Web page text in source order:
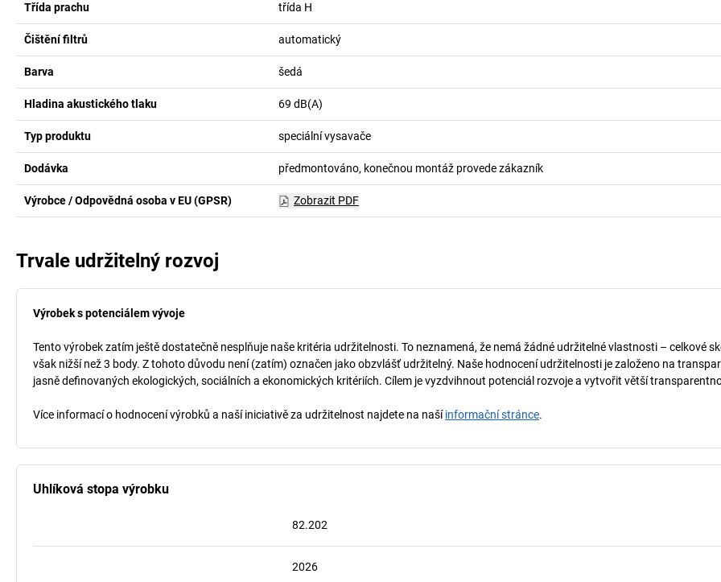
Třída prachu třída H
Čištění filtrů automatický
Barva šedá
Hladina akustického tlaku 69 dB(A)
Typ produktu speciální vysavače
Dodávka předmontováno, konečnou montáž provede zákazník
Výrobce / Odpovědná osoba v EU (GPSR) Zobrazit PDF
Trvale udržitelný rozvoj
Výrobek s potenciálem vývoje
Tento výrobek zatím ještě dostatečně nesplňuje naše kritéria udržitelnosti. To neznamená, že nemá žádné udržitelné vlastnosti – celkové
však nižší než 3 body. Z tohoto důvodu není (zatím) označen jako obzvlášť udržitelný. Naše hodnocení udržitelnosti je založeno na
jasně definovaných ekologických, sociálních a ekonomických kritériích. Cílem je vyzdvihnout potenciál rozvoje a vytvořit větší
Více informací o hodnocení výrobků a naší iniciativě za udržitelnost najdete na našíinformační stránce.
Uhlíková stopa výrobku
82.202
2026